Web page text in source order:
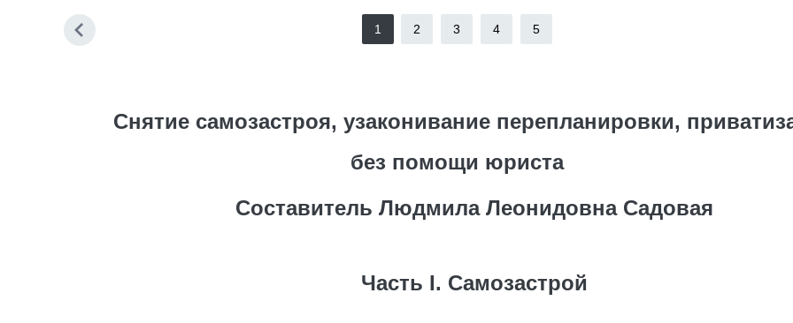
1 2 3 4 5
Снятие самозастроя, узаконивание перепланировки,
без помощи юриста
Составитель Людмила Леонидовна Садовая
Часть I. Самозастрой